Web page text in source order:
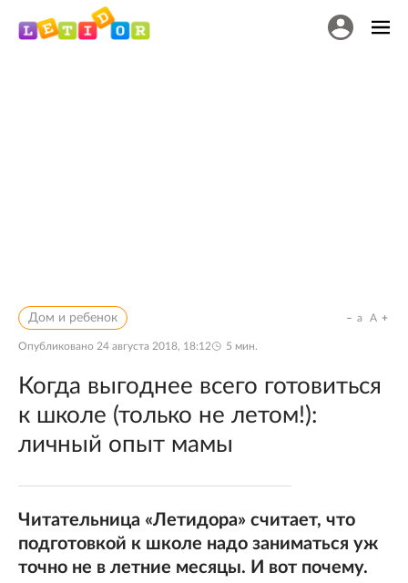
Дом и ребенок
Опубликовано 24 августа 2018, 18:12 5 мин.
a A
Когда выгоднее всего готовиться
к школе (только не летом!):
личный опыт мамы
Читательница «Летидора» считает, что
подготовкой к школе надо заниматься уж
точно не в летние месяцы. И вот почему.